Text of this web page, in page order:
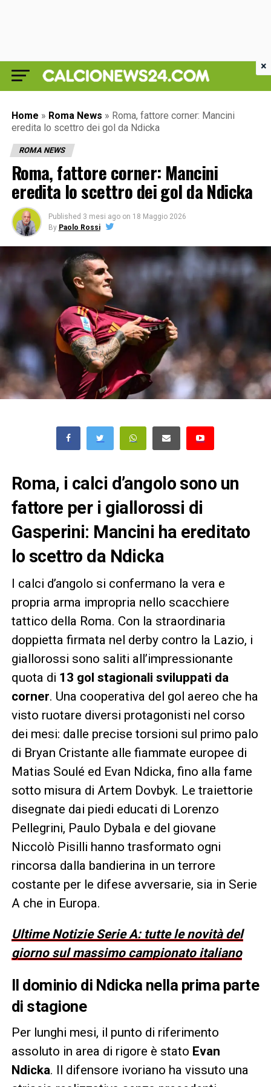
Home » Roma News » Roma, fattore corner: Mancini
eredita lo scettro dei gol da Ndicka
ROMA NEWS
Roma, fattore corner: Mancini
eredita lo scettro dei gol da Ndicka
Published 3 mesi ago on 18 Maggio 2026
By Paolo Rossi
Roma, i calci d’angolo sono un
fattore per i giallorossi di
Gasperini: Mancini ha ereditato
lo scettro da Ndicka
I calci d’angolo si confermano la vera e
propria arma impropria nello scacchiere
tattico della Roma. Con la straordinaria
doppietta firmata nel derby contro la Lazio, i
giallorossi sono saliti all’impressionante
quota di 13 gol stagionali sviluppati da
corner. Una cooperativa del gol aereo che ha
visto ruotare diversi protagonisti nel corso
dei mesi: dalle precise torsioni sul primo palo
di Bryan Cristante alle fiammate europee di
Matias Soulé ed Evan Ndicka, fino alla fame
sotto misura di Artem Dovbyk. Le traiettorie
disegnate dai piedi educati di Lorenzo
Pellegrini, Paulo Dybala e del giovane
Niccolò Pisilli hanno trasformato ogni
rincorsa dalla bandierina in un terrore
costante per le difese avversarie, sia in Serie
A che in Europa.
Ultime Notizie Serie A: tutte le novità del
giorno sul massimo campionato italiano
Il dominio di Ndicka nella prima parte
di stagione
Per lunghi mesi, il punto di riferimento
assoluto in area di rigore è stato Evan
Ndicka. Il difensore ivoriano ha vissuto una
×